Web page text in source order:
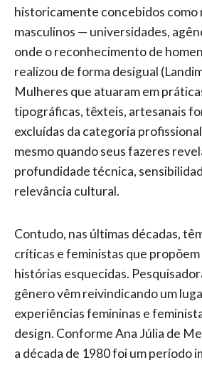
historicamente concebidos
masculinos — universidades,
onde o reconhecimento de
realizou de forma desigual
Mulheres que atuaram em
tipográficas, têxteis, artesanais
excluídas da categoria profissional
mesmo quando seus fazeres
profundidade técnica,
relevância cultural.
Contudo, nas últimas décadas,
críticas e feministas que
histórias esquecidas.
gênero vêm reivindicando um
experiências femininas e
design. Conforme Ana Júlia de
a década de 1980 foi um período